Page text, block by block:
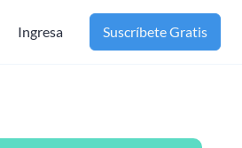
Ingresa Suscríbete Gratis